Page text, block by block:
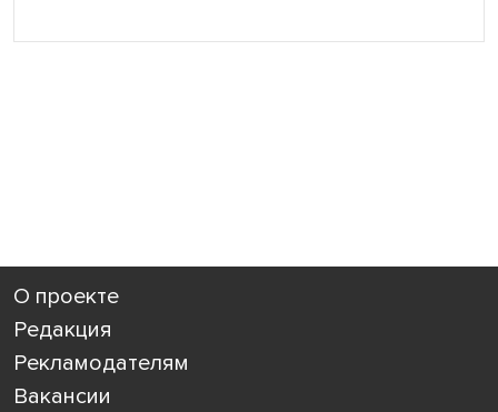
О проекте
Редакция
Рекламодателям
Вакансии